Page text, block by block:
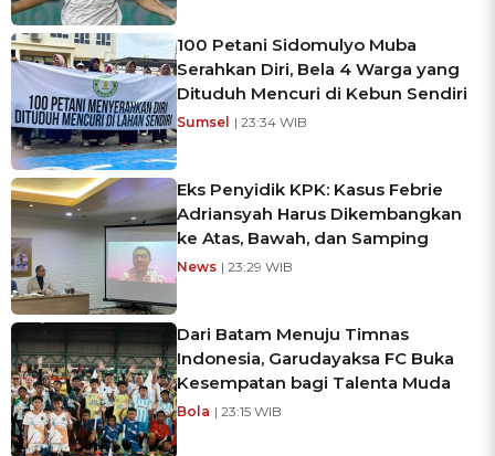
100 Petani Sidomulyo Muba
Serahkan Diri, Bela 4 Warga yang
Dituduh Mencuri di Kebun Sendiri
Sumsel | 23:34 WIB
Eks Penyidik KPK: Kasus Febrie
Adriansyah Harus Dikembangkan
ke Atas, Bawah, dan Samping
News | 23:29 WIB
Dari Batam Menuju Timnas
Indonesia, Garudayaksa FC Buka
Kesempatan bagi Talenta Muda
Bola | 23:15 WIB